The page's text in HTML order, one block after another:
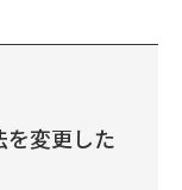
を変更した